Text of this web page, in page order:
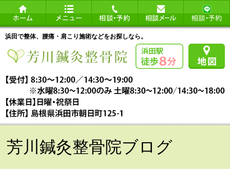
浜田で整体、腰痛・肩こり施術などをお探しなら。
芳川鍼灸整骨院ブログ